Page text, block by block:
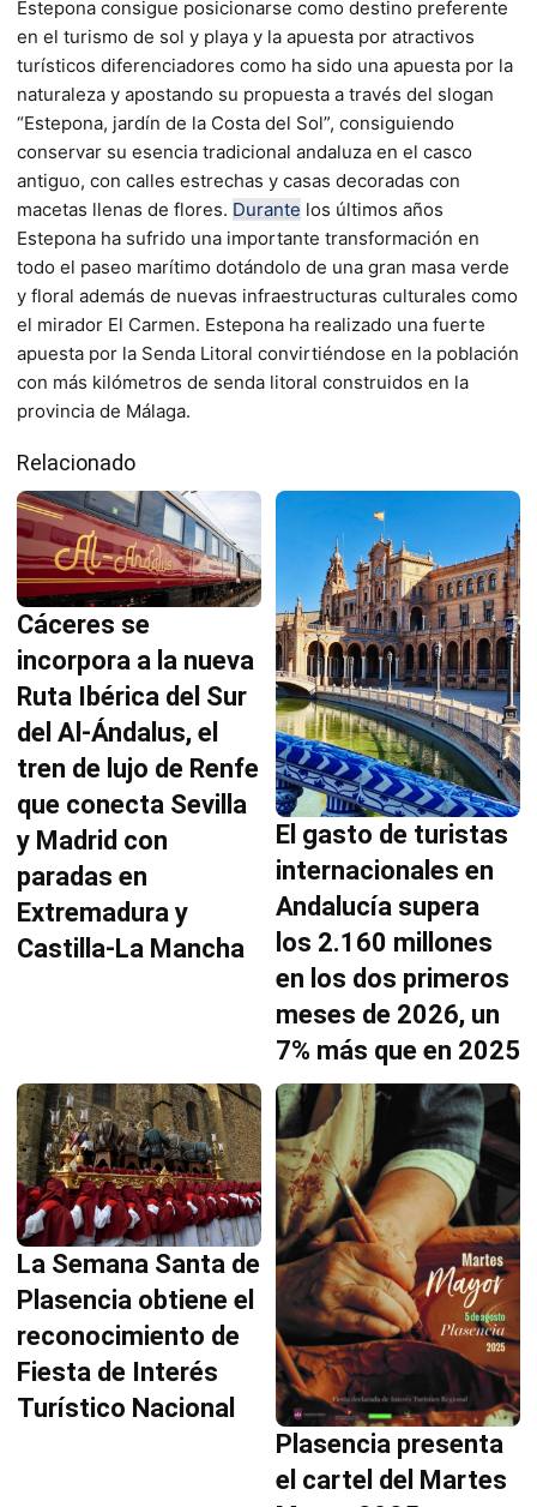
Estepona consigue posicionarse como destino preferente
en el turismo de sol y playa y la apuesta por atractivos
turísticos diferenciadores como ha sido una apuesta por la
naturaleza y apostando su propuesta a través del slogan
“Estepona, jardín de la Costa del Sol”, consiguiendo
conservar su esencia tradicional andaluza en el casco
antiguo, con calles estrechas y casas decoradas con
macetas llenas de flores. Durante los últimos años
Estepona ha sufrido una importante transformación en
todo el paseo marítimo dotándolo de una gran masa verde
y floral además de nuevas infraestructuras culturales como
el mirador El Carmen. Estepona ha realizado una fuerte
apuesta por la Senda Litoral convirtiéndose en la población
con más kilómetros de senda litoral construidos en la
provincia de Málaga.
Relacionado
Cáceres se
incorpora a la nueva
Ruta Ibérica del Sur
del Al-Ándalus, el
tren de lujo de Renfe
que conecta Sevilla
y Madrid con
paradas en
Extremadura y
Castilla-La Mancha
El gasto de turistas
internacionales en
Andalucía supera
los 2.160 millones
en los dos primeros
meses de 2026, un
7% más que en 2025
La Semana Santa de
Plasencia obtiene el
reconocimiento de
Fiesta de Interés
Turístico Nacional
Plasencia presenta
el cartel del Martes